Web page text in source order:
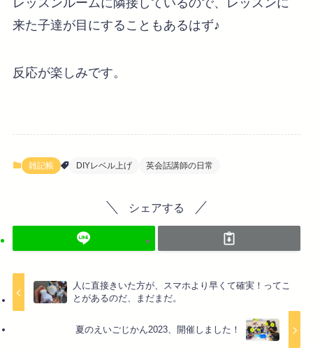
レッスンルームに隣接しているので、レッスンに
来た子達が目にすることもあるはず♪
反応が楽しみです。
雑記帳 DIYレベル上げ 英会話講師の日常
シェアする
人に直接きいた方が、スマホより早くて確実！ってこ
とがあるのだ、まだまだ。
夏のえいごじかん2023、開催しました！